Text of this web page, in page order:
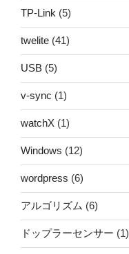
TP-Link (5)
twelite (41)
USB (5)
v-sync (1)
watchX (1)
Windows (12)
wordpress (6)
アルゴリズム (6)
ドップラーセンサー (1)